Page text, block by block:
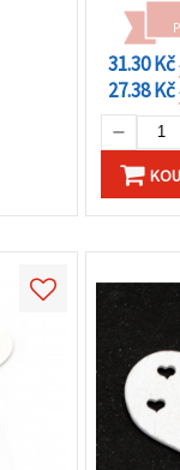
31.30 Kč
27.38 Kč